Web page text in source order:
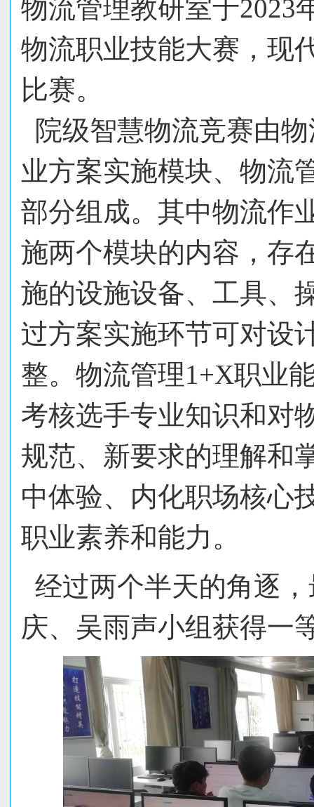
物流管理教研室于2023
物流职业技能大赛，现
比赛。
院级智慧物流竞赛由
业方案实施模块、物流
部分组成。其中物流作
施两个模块的内容，存
施的设施设备、工具、
过方案实施环节可对设
整。物流管理1+X职业
考核选手专业知识和对
规范、新要求的理解和
中体验、内化职场核心
职业素养和能力。
经过两个半天的角逐
庆、吴雨声小组获得一